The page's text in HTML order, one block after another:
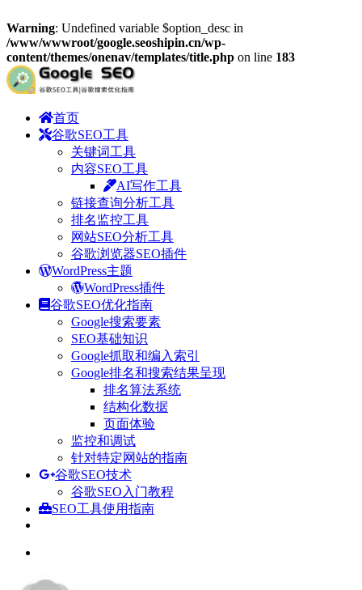
Warning: Undefined variable $option_desc in
/www/wwwroot/google.seoshipin.cn/wp-
content/themes/onenav/templates/title.php on line 183
首页
谷歌SEO工具
关键词工具
内容SEO工具
AI写作工具
链接查询分析工具
排名监控工具
网站SEO分析工具
谷歌浏览器SEO插件
WordPress主题
WordPress插件
谷歌SEO优化指南
Google搜索要素
SEO基础知识
Google抓取和编入索引
Google排名和搜索结果呈现
排名算法系统
结构化数据
页面体验
监控和调试
针对特定网站的指南
谷歌SEO技术
谷歌SEO入门教程
SEO工具使用指南